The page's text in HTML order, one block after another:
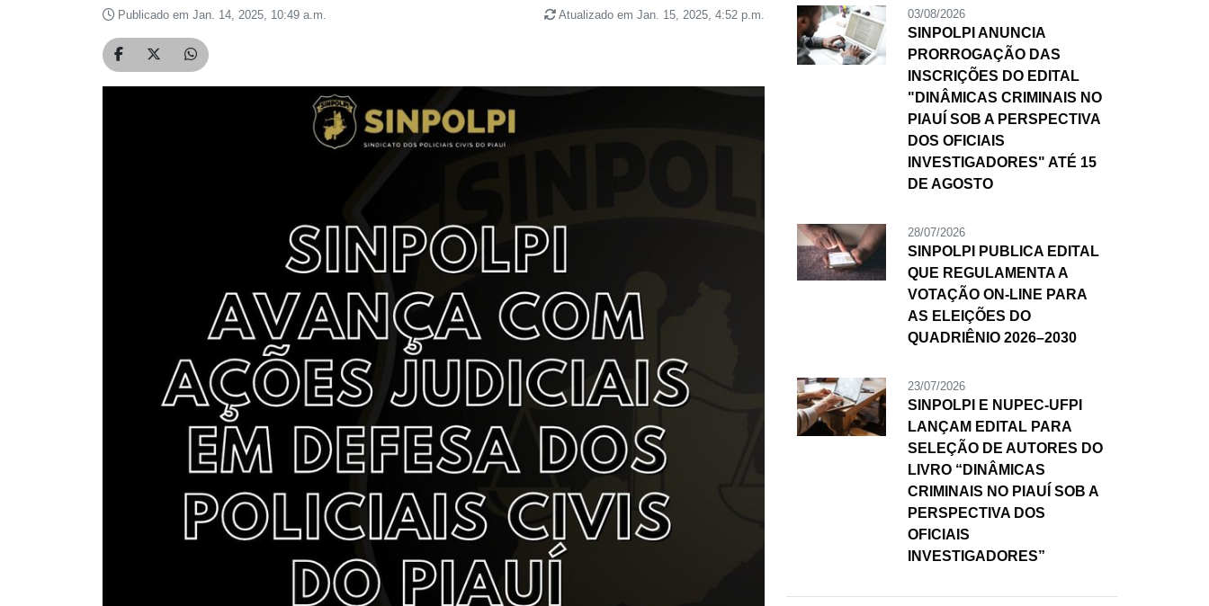
Publicado em Jan. 14, 2025, 10:49 a.m. Atualizado em Jan. 15, 2025, 4:52 p.m.
Compartilhar no Facebook
Compartilhar no Twitter
Compartilhar no WhatsApp
03/08/2026
SINPOLPI ANUNCIA
PRORROGAÇÃO DAS
INSCRIÇÕES DO EDITAL
"DINÂMICAS CRIMINAIS NO
PIAUÍ SOB A PERSPECTIVA
DOS OFICIAIS
INVESTIGADORES" ATÉ 15
DE AGOSTO
28/07/2026
SINPOLPI PUBLICA EDITAL
QUE REGULAMENTA A
VOTAÇÃO ON-LINE PARA
AS ELEIÇÕES DO
QUADRIÊNIO 2026–2030
23/07/2026
SINPOLPI E NUPEC-UFPI
LANÇAM EDITAL PARA
SELEÇÃO DE AUTORES DO
LIVRO “DINÂMICAS
CRIMINAIS NO PIAUÍ SOB A
PERSPECTIVA DOS
OFICIAIS
INVESTIGADORES”